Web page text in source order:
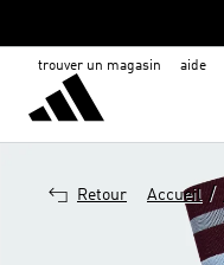
trouver un magasin aide
Retour Accueil /